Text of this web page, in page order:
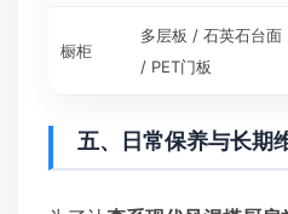
橱柜
多层板 / 石英石台面
/ PET门板
五、日常保养与长期